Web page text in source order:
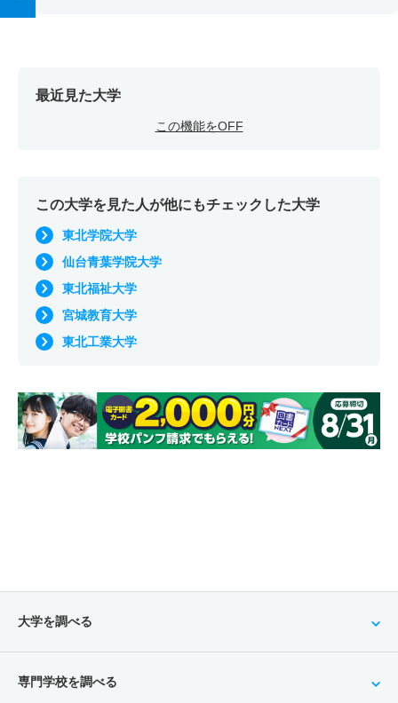
最近見た大学
この機能をOFF
この大学を見た人が他にもチェックした大学
東北学院大学
仙台青葉学院大学
東北福祉大学
宮城教育大学
東北工業大学
大学を調べる
専門学校を調べる